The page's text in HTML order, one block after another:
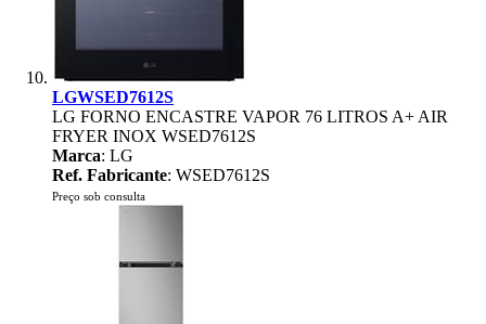
LGWSED7612S
LG FORNO ENCASTRE VAPOR 76 LITROS A+ AIR
FRYER INOX WSED7612S
Marca: LG
Ref. Fabricante: WSED7612S
Preço sob consulta